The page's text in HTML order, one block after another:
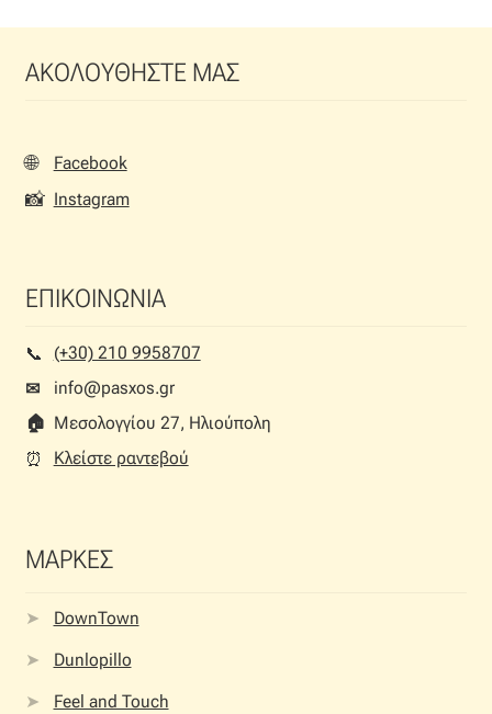
ΑΚΟΛΟΥΘΗΣΤΕ ΜΑΣ
🌐 Facebook
📸 Instagram
ΕΠΙΚΟΙΝΩΝΙΑ
📞︎
(+30) 210 9958707
✉
info@pasxos.gr
🏠︎ Μεσολογγίου 27, Ηλιούπολη
⏰︎
Κλείστε ραντεβού
ΜΑΡΚΕΣ
DownTown
Dunlopillo
Feel and Touch